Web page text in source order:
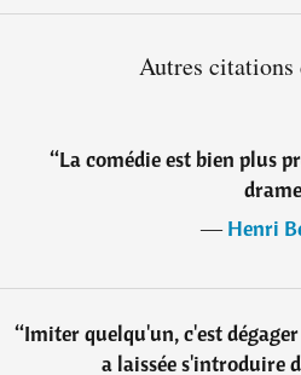
Autres citations
“La comédie est bien plus
―Henri
“Imiter quelqu'un, c'est
a laissée s'introduire